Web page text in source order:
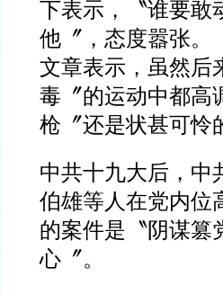
下表示，〝谁要敢
他〞，态度嚣张。
文章表示，虽然后
毒〞的运动中都高
枪〞还是状甚可怜
中共十九大后，中
伯雄等人在党内位
的案件是〝阴谋篡
心〞。